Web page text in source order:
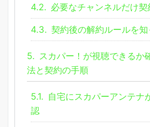
4.2. 必要なチャンネルだけ契
4.3. 契約後の解約ルールを知
5. スカパー！が視聴できるか
法と契約の手順
5.1. 自宅にスカパーアンテナ
認